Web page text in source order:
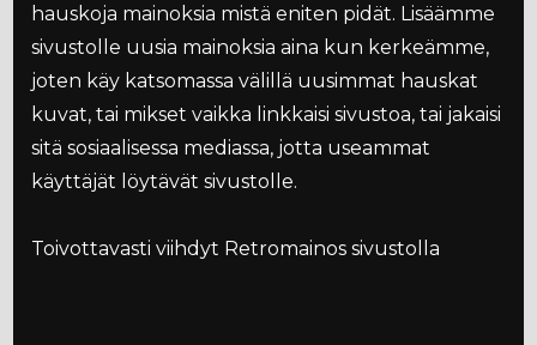
hauskoja mainoksia mistä eniten pidät. Lisäämme
sivustolle uusia mainoksia aina kun kerkeämme,
joten käy katsomassa välillä uusimmat hauskat
kuvat, tai mikset vaikka linkkaisi sivustoa, tai jakaisi
sitä sosiaalisessa mediassa, jotta useammat
käyttäjät löytävät sivustolle.
Toivottavasti viihdyt Retromainos sivustolla